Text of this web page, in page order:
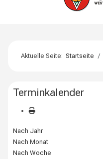
Aktuelle Seite:Startseite
Terminkalender
Nach Jahr
Nach Monat
Nach Woche